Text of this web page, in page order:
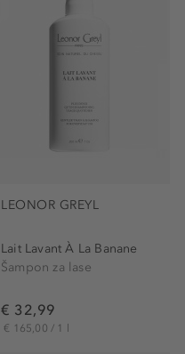
LEONOR GREYL
Lait Lavant À La Banane
Šampon za lase
€ 32,99
€ 165,00 / 1 l